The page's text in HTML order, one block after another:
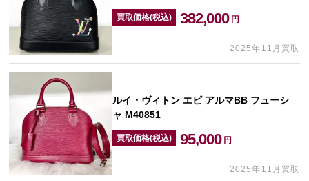
買取価格(税込) 382,000 円
2025年11月買取
ルイ・ヴィトン エピ アルマBB フューシ
ャ M40851
買取価格(税込) 95,000 円
2025年11月買取